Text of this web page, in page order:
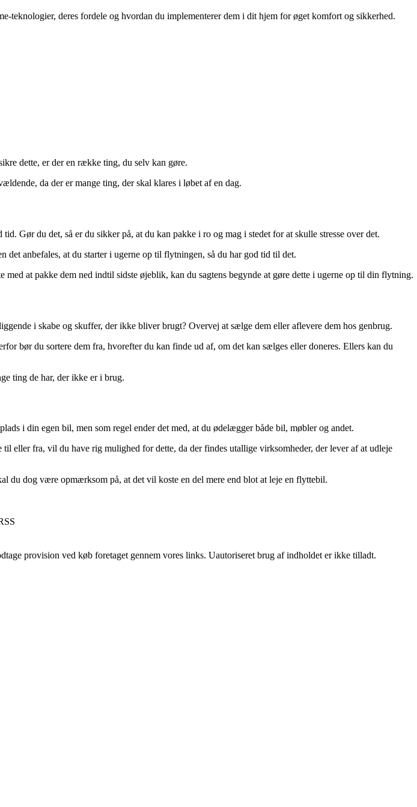
teknologier, deres fordele og hvordan du implementerer dem i dit hjem for øget komfort og sikkerhed.
dette, er der en række ting, du selv kan gøre.
da der er mange ting, der skal klares i løbet af en dag.
Gør du det, så er du sikker på, at du kan pakke i ro og mag i stedet for at skulle stresse over det.
det anbefales, at du starter i ugerne op til flytningen, så du har god tid til det.
at pakke dem ned indtil sidste øjeblik, kan du sagtens begynde at gøre dette i ugerne op til din flytning.
i skabe og skuffer, der ikke bliver brugt? Overvej at sælge dem eller aflevere dem hos genbrug.
bør du sortere dem fra, hvorefter du kan finde ud af, om det kan sælges eller doneres. Ellers kan du
ting de har, der ikke er i brug.
i din egen bil, men som regel ender det med, at du ødelægger både bil, møbler og andet.
eller fra, vil du have rig mulighed for dette, da der findes utallige virksomheder, der lever af at udleje
du dog være opmærksom på, at det vil koste en del mere end blot at leje en flyttebil.
provision ved køb foretaget gennem vores links. Uautoriseret brug af indholdet er ikke tilladt.